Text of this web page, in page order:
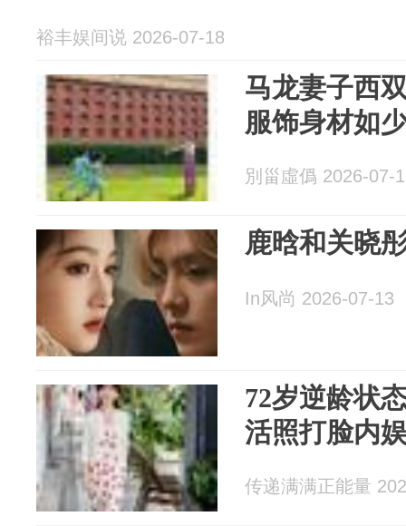
裕丰娱间说 2026-07-18
马龙妻子西
服饰身材如
別甾虛僞 2026-07-
鹿晗和关晓
In风尚 2026-07-13
72岁逆龄状
活照打脸内
传递满满正能量